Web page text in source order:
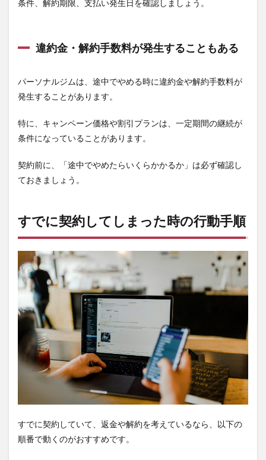
条件、解約期限、支払い発生日を確認しましょう。
違約金・解約手数料が発生することもある
パーソナルジムは、途中でやめる時に違約金や解約手数料が
発生することがあります。
特に、キャンペーン価格や割引プランは、一定期間の継続が
条件になっていることがあります。
契約前に、「途中でやめたらいくらかかるか」は必ず確認し
ておきましょう。
すでに契約してしまった時の行動手順
すでに契約していて、返金や解約を考えているなら、以下の
順番で動くのがおすすめです。